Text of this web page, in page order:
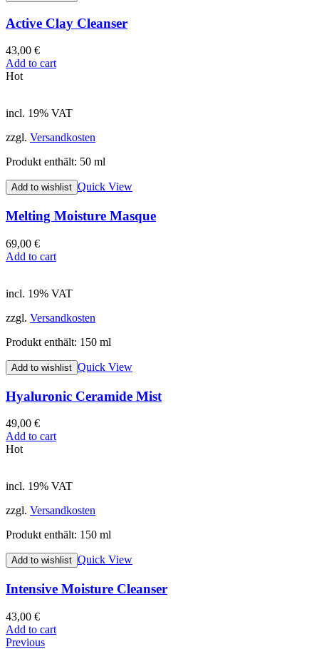
Active Clay Cleanser
43,00 €
Add to cart
Hot
incl. 19% VAT
zzgl. Versandkosten
Produkt enthält: 50 ml
Add to wishlist Quick View
Melting Moisture Masque
69,00 €
Add to cart
incl. 19% VAT
zzgl. Versandkosten
Produkt enthält: 150 ml
Add to wishlist Quick View
Hyaluronic Ceramide Mist
49,00 €
Add to cart
Hot
incl. 19% VAT
zzgl. Versandkosten
Produkt enthält: 150 ml
Add to wishlist Quick View
Intensive Moisture Cleanser
43,00 €
Add to cart
Previous